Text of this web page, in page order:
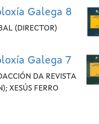
Galega 8
(DIRECTOR)
Galega 7
DA REVISTA
XESÚS FERRO